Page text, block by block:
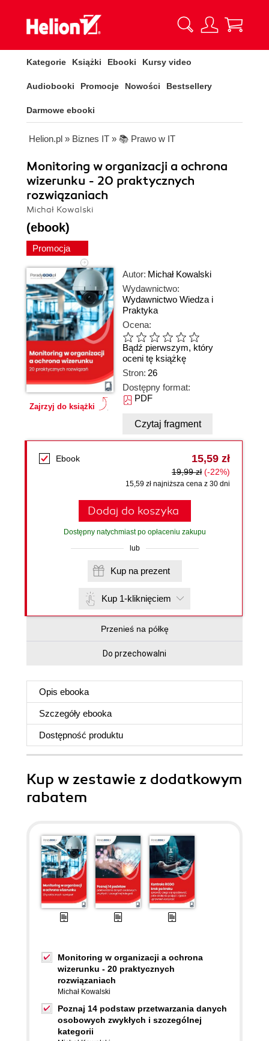
Kategorie Książki Ebooki Kursy video
Audiobooki Promocje Nowości Bestsellery
Darmowe ebooki
Helion.pl » Biznes IT » 📚 Prawo w IT
Monitoring w organizacji a ochrona
wizerunku - 20 praktycznych
rozwiązaniach
Michał Kowalski
(ebook)
Promocja
Zajrzyj do książki
Autor: Michał Kowalski
Wydawnictwo:
Wydawnictwo Wiedza i
Praktyka
Ocena:
Bądź pierwszym, który
oceni tę książkę
Stron: 26
Dostępny format:
PDF
Czytaj fragment
Ebook 15,59 zł
19,99 zł (-22%)
15,59 zł najniższa cena z 30 dni
Dodaj do koszyka
Dostępny natychmiast po opłaceniu zakupu
lub
Kup na prezent
Kup 1-kliknięciem
Przenieś na półkę
Do przechowalni
Opis ebooka
Szczegóły ebooka
Dostępność produktu
Kup w zestawie z dodatkowym
rabatem
Monitoring w organizacji a ochrona
wizerunku - 20 praktycznych
rozwiązaniach
Michał Kowalski
Poznaj 14 podstaw przetwarzania danych
osobowych zwykłych i szczególnej
kategorii